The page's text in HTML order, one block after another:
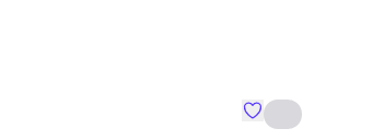
Préféré {nom}